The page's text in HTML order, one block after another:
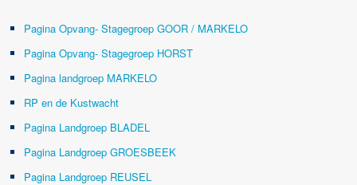
Pagina Opvang- Stagegroep GOOR / MARKELO
Pagina Opvang- Stagegroep HORST
Pagina landgroep MARKELO
RP en de Kustwacht
Pagina Landgroep BLADEL
Pagina Landgroep GROESBEEK
Pagina Landgroep REUSEL